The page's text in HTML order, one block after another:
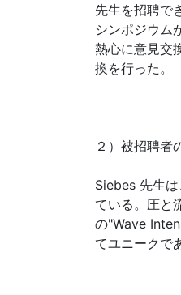
先生を招聘で
シンポジウム
熱心に意見交
換を行った。
２）被招聘者
Siebes 先生
ている。圧と
の"Wave
てユニークで